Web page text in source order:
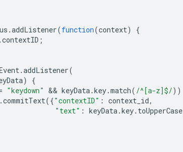
.addListener(function(context)
{
.contextID ;
.addListener(
)
{
"keydown" && keyData.key.match( /^[a-z]$/))
.commitText({"contextID" : context_id,
"text" : keyData.key. toUpperCase